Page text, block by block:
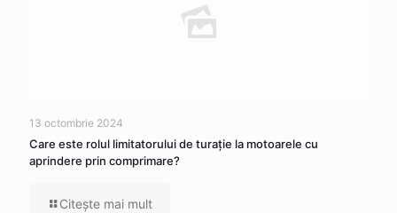
13 octombrie 2024
Care este rolul limitatorului de turație la motoarele cu
aprindere prin comprimare?
Citeşte mai mult